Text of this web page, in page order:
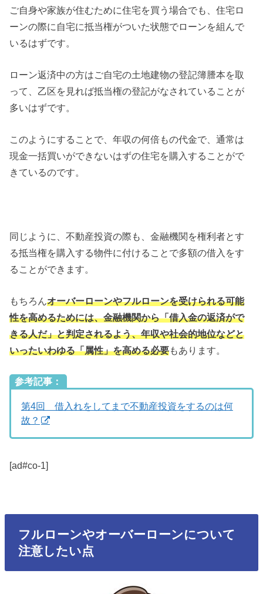
ご自身や家族が住むために住宅を買う場合でも、住宅ロ
ーンの際に自宅に抵当権がついた状態でローンを組んで
いるはずです。
ローン返済中の方はご自宅の土地建物の登記簿謄本を取
って、乙区を見れば抵当権の登記がなされていることが
多いはずです。
このようにすることで、年収の何倍もの代金で、通常は
現金一括買いができないはずの住宅を購入することがで
きているのです。
同じように、不動産投資の際も、金融機関を権利者とす
る抵当権を購入する物件に付けることで多額の借入をす
ることができます。
もちろんオーバーローンやフルローンを受けられる可能
性を高めるためには、金融機関から「借入金の返済がで
きる人だ」と判定されるよう、年収や社会的地位などと
いったいわゆる「属性」を高める必要もあります。
参考記事：
第4回 借入れをしてまで不動産投資をするのは何
故？
[ad#co-1]
フルローンやオーバーローンについて
注意したい点